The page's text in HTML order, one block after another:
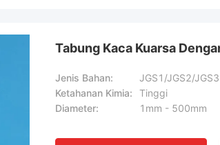
Tabung Kaca Kuarsa
Jenis Bahan:
JGS1/JGS2/JGS3
Ketahanan Kimia:
Tinggi
Diameter:
1mm - 500mm